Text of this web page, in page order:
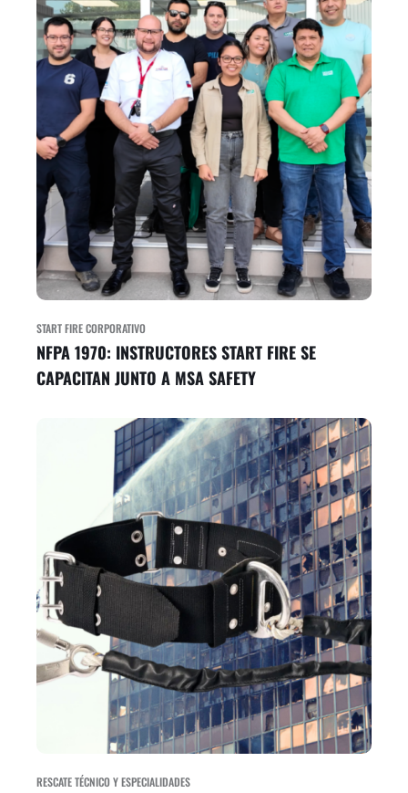
START FIRE CORPORATIVO
NFPA 1970: INSTRUCTORES START FIRE SE
CAPACITAN JUNTO A MSA SAFETY
RESCATE TÉCNICO Y ESPECIALIDADES